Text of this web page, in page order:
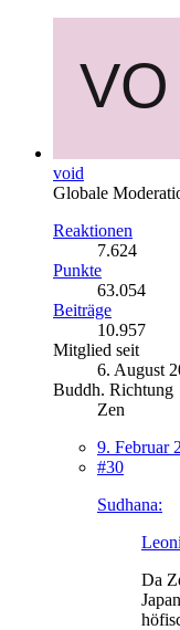
void
Globale
Reaktionen
7.624
Punkte
63.054
Beiträge
10.957
Mitglied seit
6. August
Buddh. Richtung
Zen
9. Februar
#30
Sudhana:
Da